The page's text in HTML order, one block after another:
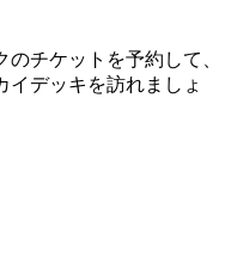
チケットを予約して、
イデッキを訪れましょ